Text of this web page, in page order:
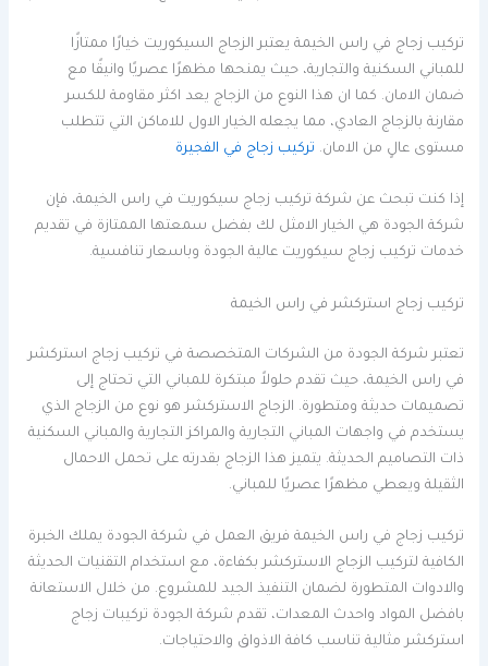
تركيب زجاج في راس الخيمة يعتبر الزجاج السيكوريت خيارًا ممتازًا
للمباني السكنية والتجارية، حيث يمنحها مظهرًا عصريًا وانيقًا مع
ضمان الامان. كما ان هذا النوع من الزجاج يعد اكثر مقاومة للكسر
مقارنة بالزجاج العادي، مما يجعله الخيار الاول للاماكن التي تتطلب
مستوى عالٍ من الامان. تركيب زجاج في الفجيرة
إذا كنت تبحث عن شركة تركيب زجاج سيكوريت في راس الخيمة، فإن
شركة الجودة هي الخيار الامثل لك بفضل سمعتها الممتازة في تقديم
خدمات تركيب زجاج سيكوريت عالية الجودة وباسعار تنافسية.
تركيب زجاج استركشر في راس الخيمة
تعتبر شركة الجودة من الشركات المتخصصة في تركيب زجاج استركشر
في راس الخيمة، حيث تقدم حلولاً مبتكرة للمباني التي تحتاج إلى
تصميمات حديثة ومتطورة. الزجاج الاستركشر هو نوع من الزجاج الذي
يستخدم في واجهات المباني التجارية والمراكز التجارية والمباني السكنية
ذات التصاميم الحديثة. يتميز هذا الزجاج بقدرته على تحمل الاحمال
الثقيلة ويعطي مظهرًا عصريًا للمباني.
تركيب زجاج في راس الخيمة فريق العمل في شركة الجودة يملك الخبرة
الكافية لتركيب الزجاج الاستركشر بكفاءة، مع استخدام التقنيات الحديثة
والادوات المتطورة لضمان التنفيذ الجيد للمشروع. من خلال الاستعانة
بافضل المواد واحدث المعدات، تقدم شركة الجودة تركيبات زجاج
استركشر مثالية تناسب كافة الاذواق والاحتياجات.